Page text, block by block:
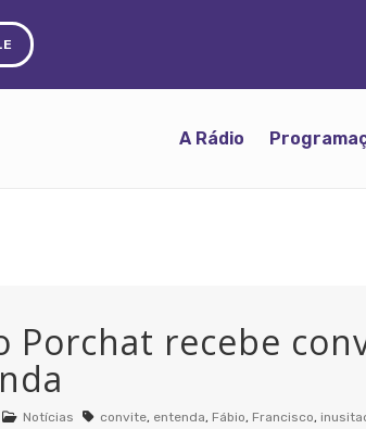
A Rádio
Porchat recebe
Notícias convite, entenda, Fábio, Francisco,